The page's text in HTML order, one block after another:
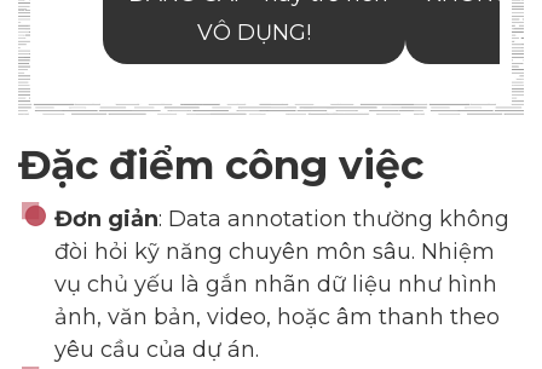
Đặc điểm công việc
Đơn giản: Data annotation thường không
đòi hỏi kỹ năng chuyên môn sâu. Nhiệm
vụ chủ yếu là gắn nhãn dữ liệu như hình
ảnh, văn bản, video, hoặc âm thanh theo
yêu cầu của dự án.